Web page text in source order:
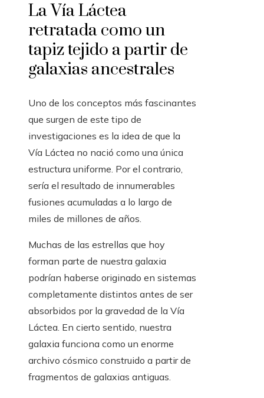
La Vía Láctea
retratada como un
tapiz tejido a partir de
galaxias ancestrales
Uno de los conceptos más fascinantes
que surgen de este tipo de
investigaciones es la idea de que la
Vía Láctea no nació como una única
estructura uniforme. Por el contrario,
sería el resultado de innumerables
fusiones acumuladas a lo largo de
miles de millones de años.
Muchas de las estrellas que hoy
forman parte de nuestra galaxia
podrían haberse originado en sistemas
completamente distintos antes de ser
absorbidos por la gravedad de la Vía
Láctea. En cierto sentido, nuestra
galaxia funciona como un enorme
archivo cósmico construido a partir de
fragmentos de galaxias antiguas.